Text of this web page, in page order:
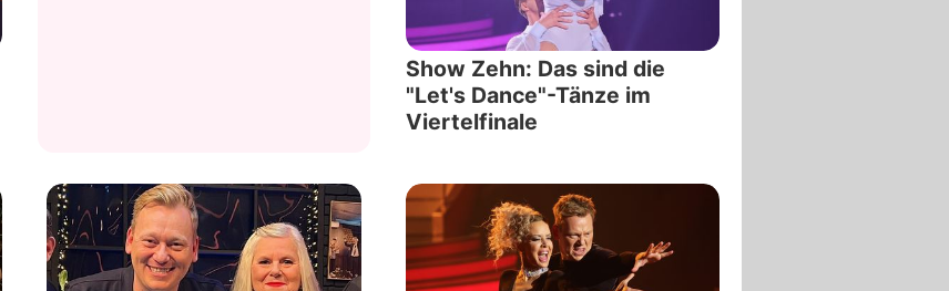
Show Zehn: Das sind die
"Let's Dance"-Tänze im
Viertelfinale